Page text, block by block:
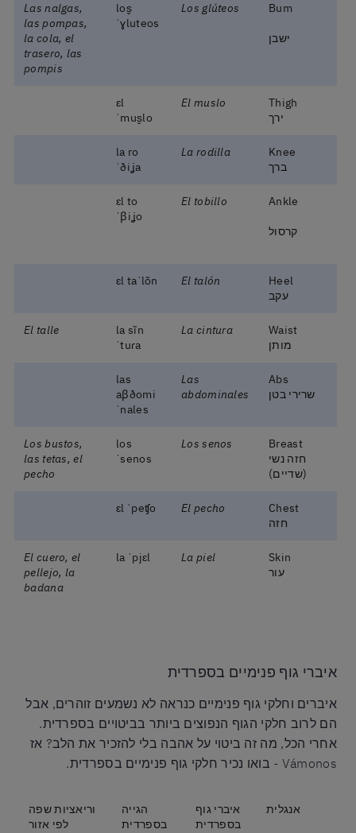
Bum
ישבן
Los glúteos
los̬
ˈɣluteos
Las nalgas,
las pompas,
la cola, el
trasero, las
pompis
Thigh
ירך
El muslo
ɛl
ˈmus̬lo
Knee
ברך
La rodilla
la ro
ˈðiʝa
Ankle
קרסול
El tobillo
ɛl to
ˈβiʝo
Heel
עקב
El talón
ɛl taˈlõn
Waist
מותן
La cintura
la sĩn
ˈtuɾa
El talle
Abs
שרירי בטן
Las
abdominales
las
aβðomi
ˈnales
Breast
חזה נשי
(שדיים)
Los senos
los
ˈsenos
Los bustos,
las tetas, el
pecho
Chest
חזה
El pecho
ɛl ˈpeʧo
Skin
עור
La piel
la ˈpjɛl
El cuero, el
pellejo, la
badana
איברי גוף פנימיים בספרדית
איברים וחלקי גוף פנימיים כנראה לא נשמעים זוהרים, אבל
הם לרוב חלקי הגוף הנפוצים ביותר בביטויים בספרדית.
אחרי הכל, מה זה ביטוי על אהבה בלי להזכיר את הלב? אז
Vámonos - בואו נכיר חלקי גוף פנימיים בספרדית.
אנגלית
איברי גוף
בספרדית
הגייה
בספרדית
וריאציות שפה
לפי אזור